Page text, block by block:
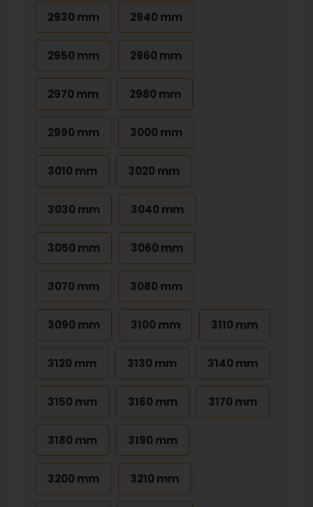
2930 mm 2940 mm
2950 mm 2960 mm
2970 mm 2980 mm
2990 mm 3000 mm
3010 mm 3020 mm
3030 mm 3040 mm
3050 mm 3060 mm
3070 mm 3080 mm
3090 mm 3100 mm 3110 mm
3120 mm 3130 mm 3140 mm
3150 mm 3160 mm 3170 mm
3180 mm 3190 mm
3200 mm 3210 mm